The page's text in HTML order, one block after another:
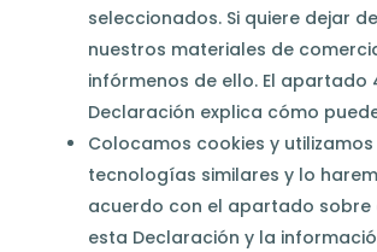
seleccionados. Si quiere dejar
nuestros materiales de
infórmenos de ello. El apartado
Declaración explica cómo
Colocamos cookies y utilizamos
tecnologías similares y lo
acuerdo con el apartado sobre
esta Declaración y la